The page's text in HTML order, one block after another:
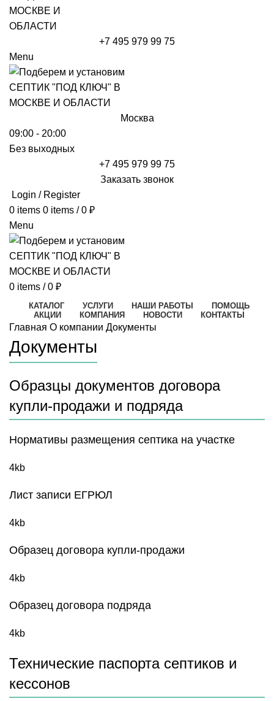
+7 495 979 99 75
Menu
Москва
09:00 - 20:00
Без выходных
+7 495 979 99 75
Заказать звонок
Login / Register
0 items 0 items / 0 ₽
Menu
0 items / 0 ₽
КАТАЛОГ УСЛУГИ НАШИ РАБОТЫ
ПОМОЩЬ
АКЦИИ
КОМПАНИЯ НОВОСТИ КОНТАКТЫ
Главная О компании Документы
Документы
Образцы документов договора
купли-продажи и подряда
Нормативы размещения септика на участке
4kb
Лист записи ЕГРЮЛ
4kb
Образец договора купли-продажи
4kb
Образец договора подряда
4kb
Технические паспорта септиков и
кессонов